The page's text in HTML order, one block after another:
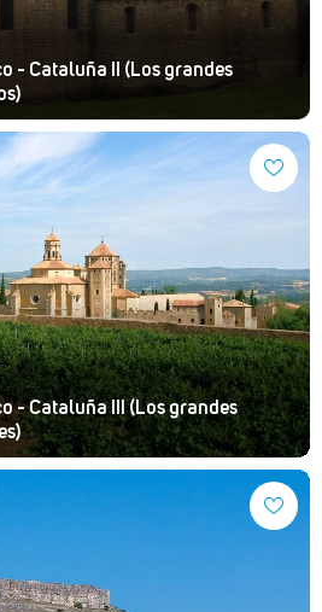
- Cataluña II (Los grandes
- Cataluña III (Los grandes